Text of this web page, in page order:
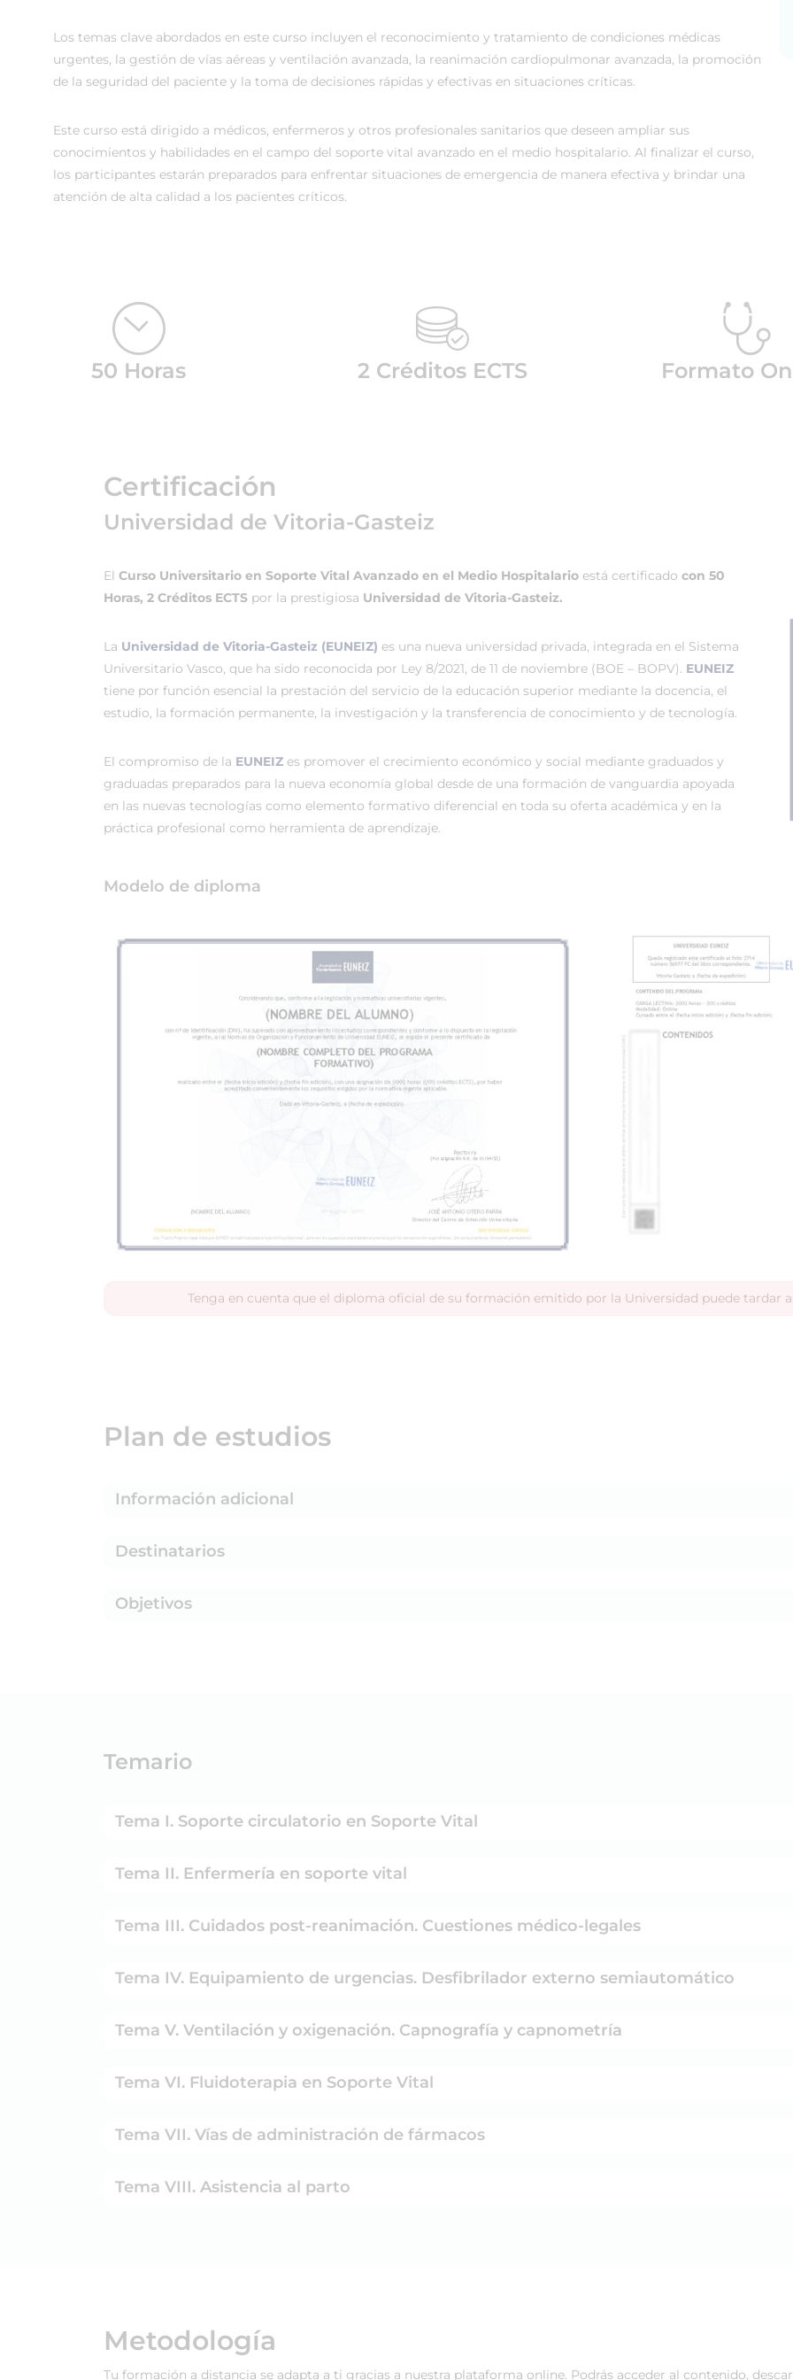
Los temas clave abordados en este curso incluyen el reconocimiento y tratamiento de condiciones médicas
urgentes, la gestión de vías aéreas y ventilación avanzada, la reanimación cardiopulmonar avanzada, la promoción
de la seguridad del paciente y la toma de decisiones rápidas y efectivas en situaciones críticas.
Este curso está dirigido a médicos, enfermeros y otros profesionales sanitarios que deseen ampliar sus
conocimientos y habilidades en el campo del soporte vital avanzado en el medio hospitalario. Al finalizar el curso,
los participantes estarán preparados para enfrentar situaciones de emergencia de manera efectiva y brindar una
atención de alta calidad a los pacientes críticos.
50 Horas 2 Créditos ECTS Formato
Certificación
Universidad de Vitoria-Gasteiz
El Curso Universitario en Soporte Vital Avanzado en el Medio Hospitalario está certificado con 50
Horas, 2 Créditos ECTS por la prestigiosa Universidad de Vitoria-Gasteiz.
La Universidad de Vitoria-Gasteiz (EUNEIZ) es una nueva universidad privada, integrada en el Sistema
Universitario Vasco, que ha sido reconocida por Ley 8/2021, de 11 de noviembre (BOE – BOPV). EUNEIZ
tiene por función esencial la prestación del servicio de la educación superior mediante la docencia, el
estudio, la formación permanente, la investigación y la transferencia de conocimiento y de tecnología.
El compromiso de la EUNEIZ es promover el crecimiento económico y social mediante graduados y
graduadas preparados para la nueva economía global desde de una formación de vanguardia apoyada
en las nuevas tecnologías como elemento formativo diferencial en toda su oferta académica y en la
práctica profesional como herramienta de aprendizaje.
Modelo de diploma
Tenga en cuenta que el diploma oficial de su formación emitido por la Universidad puede tardar
Plan de estudios
Información adicional
Destinatarios
Objetivos
Temario
Tema I. Soporte circulatorio en Soporte Vital
Tema II. Enfermería en soporte vital
Tema III. Cuidados post-reanimación. Cuestiones médico-legales
Tema IV. Equipamiento de urgencias. Desfibrilador externo semiautomático
Tema V. Ventilación y oxigenación. Capnografía y capnometría
Tema VI. Fluidoterapia en Soporte Vital
Tema VII. Vías de administración de fármacos
Tema VIII. Asistencia al parto
Metodología
Tu formación a distancia se adapta a ti gracias a nuestra plataforma online. Podrás acceder al contenido,